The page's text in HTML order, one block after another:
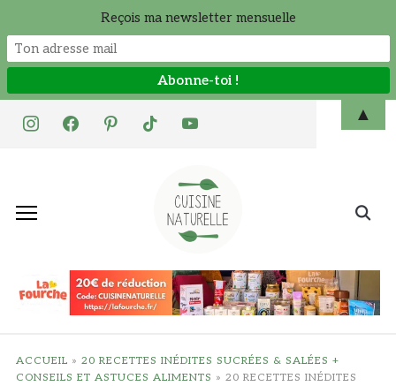
instagramfacebookpinteresttiktok youtube
Search
ACCUEIL » 20 RECETTES INÉDITES SUCRÉES & SALÉES +
CONSEILS ET ASTUCES ALIMENTS » 20 RECETTES INÉDITES
Reçois ma newsletter mensuelle
▲